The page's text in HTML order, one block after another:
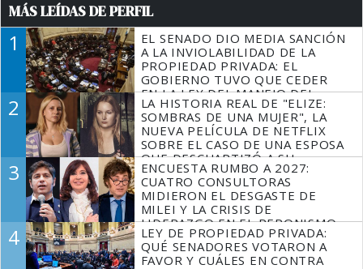
MÁS LEÍDAS DE PERFIL
1
EL SENADO DIO MEDIA SANCIÓN
A LA INVIOLABILIDAD DE LA
PROPIEDAD PRIVADA: EL
GOBIERNO TUVO QUE CEDER
EN LA LEY DEL MANEJO DEL
FUEGO
2
LA HISTORIA REAL DE "ELIZE:
SOMBRAS DE UNA MUJER", LA
NUEVA PELÍCULA DE NETFLIX
SOBRE EL CASO DE UNA ESPOSA
QUE DESCUARTIZÓ A SU
MARIDO
3
ENCUESTA RUMBO A 2027:
CUATRO CONSULTORAS
MIDIERON EL DESGASTE DE
MILEI Y LA CRISIS DE
LIDERAZGO EN EL PERONISMO
4
LEY DE PROPIEDAD PRIVADA:
QUÉ SENADORES VOTARON A
FAVOR Y CUÁLES EN CONTRA